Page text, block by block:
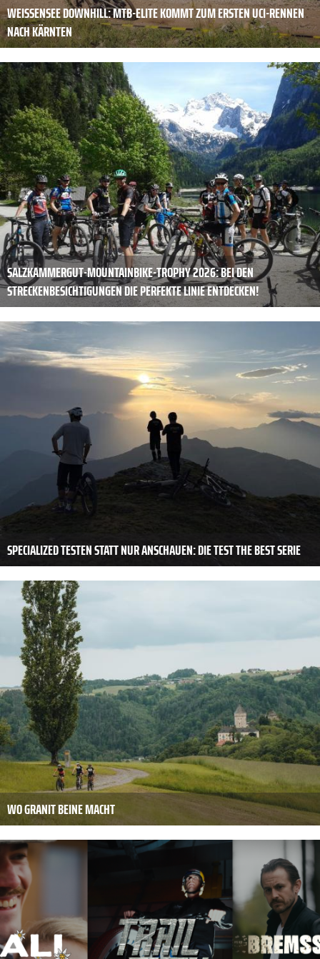
WEISSENSEE DOWNHILL: MTB-ELITE KOMMT ZUM ERSTEN UCI-RENNEN
NACH KÄRNTEN
SALZKAMMERGUT-MOUNTAINBIKE-TROPHY 2026: BEI DEN
STRECKENBESICHTIGUNGEN DIE PERFEKTE LINIE ENTDECKEN!
SPECIALIZED TESTEN STATT NUR ANSCHAUEN: DIE TEST THE BEST SERIE
WO GRANIT BEINE MACHT